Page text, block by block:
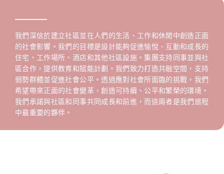
我們深信於建立社區並在人們的生活、工作和休閒中創造正面
的社會影響。我們的目標是設計能夠促進愉悅、互動和成長的
住宅、工作場所、酒店和其他社區設施。集團支持同事並與社
區合作，提供教育和賦能計劃。我們致力打造共融空間，支持
弱勢群體並促進社會公平。透過應對社會所面臨的挑戰，我們
希望帶來正面的社會變革，創造可持續、公平和繁榮的環境。
我們承諾與社區和同事共同成長和前進，而這兩者是我們旅程
中最重要的夥伴。